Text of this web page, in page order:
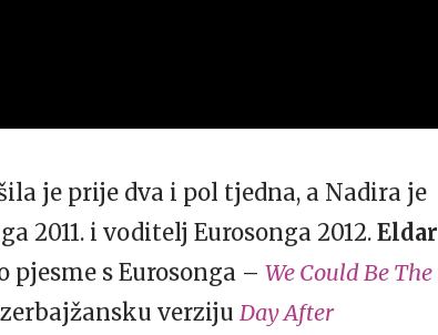
je prije dva i pol tjedna, a Nadira je
2011. i voditelj Eurosonga 2012.Eldar
s Eurosonga – We Could Be The
verziju Day After